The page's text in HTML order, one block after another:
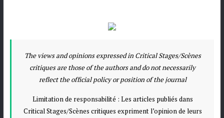
The views and opinions expressed in Critical Stages/Scènes
critiques are those of the authors and do not necessarily
reflect the official policy or position of the journal
Limitation de responsabilité : Les articles publiés dans
Critical Stages/Scènes critiques expriment l’opinion de leurs